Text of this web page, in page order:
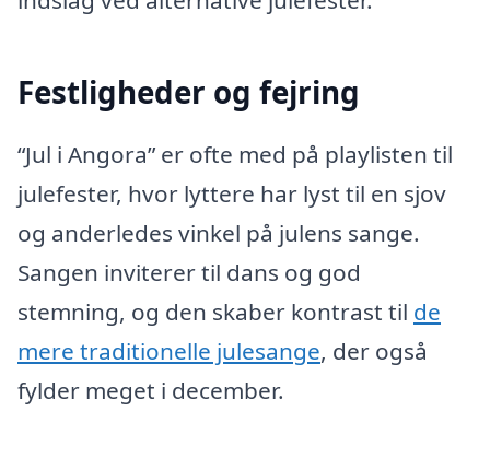
Festligheder og fejring
“Jul i Angora” er ofte med på playlisten til
julefester, hvor lyttere har lyst til en sjov
og anderledes vinkel på julens sange.
Sangen inviterer til dans og god
stemning, og den skaber kontrast til de
mere traditionelle julesange, der også
fylder meget i december.